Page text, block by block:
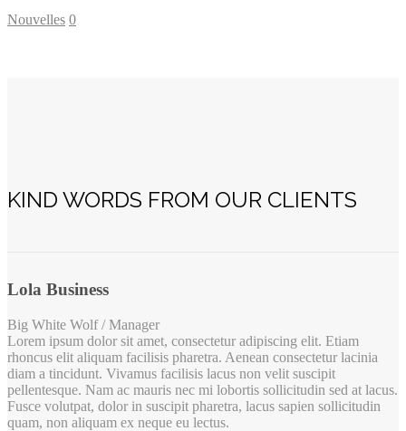
Nouvelles 0
KIND WORDS FROM OUR CLIENTS
Lola Business
Big White Wolf / Manager
Lorem ipsum dolor sit amet, consectetur adipiscing elit. Etiam
rhoncus elit aliquam facilisis pharetra. Aenean consectetur lacinia
diam a tincidunt. Vivamus facilisis lacus non velit suscipit
pellentesque. Nam ac mauris nec mi lobortis sollicitudin sed at lacus.
Fusce volutpat, dolor in suscipit pharetra, lacus sapien sollicitudin
quam, non aliquam ex neque eu lectus.